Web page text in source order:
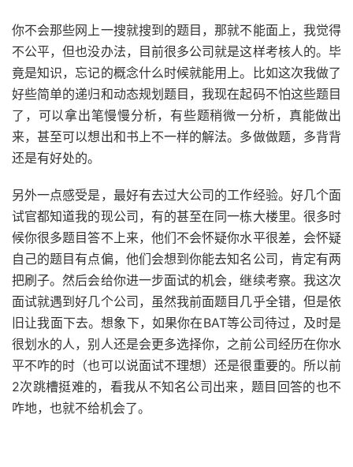
你不会那些网上一搜就搜到的题目，那就不能面上，我觉得
不公平，但也没办法，目前很多公司就是这样考核人的。毕
竟是知识，忘记的概念什么时候就能用上。比如这次我做了
好些简单的递归和动态规划题目，我现在起码不怕这些题目
了，可以拿出笔慢慢分析，有些题稍微一分析，真能做出
来，甚至可以想出和书上不一样的解法。多做做题，多背背
还是有好处的。
另外一点感受是，最好有去过大公司的工作经验。好几个面
试官都知道我的现公司，有的甚至在同一栋大楼里。很多时
候你很多题目答不上来，他们不会怀疑你水平很差，会怀疑
自己的题目有点偏，他们会想到你能去知名公司，肯定有两
把刷子。然后会给你进一步面试的机会，继续考察。我这次
面试就遇到好几个公司，虽然我前面题目几乎全错，但是依
旧让我面下去。想象下，如果你在BAT等公司待过，及时是
很划水的人，别人还是会更多选择你，之前公司经历在你水
平不咋的时（也可以说面试不理想）还是很重要的。所以前
2次跳槽挺难的，看我从不知名公司出来，题目回答的也不
咋地，也就不给机会了。